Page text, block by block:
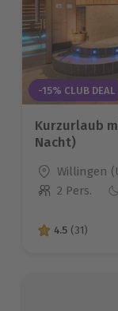
-15% CLUB DEAL
Kurzurlaub
Nacht)
Standort
Willingen
Anzahl der
2 Pers.
4.5 von 5
4.5 (31)